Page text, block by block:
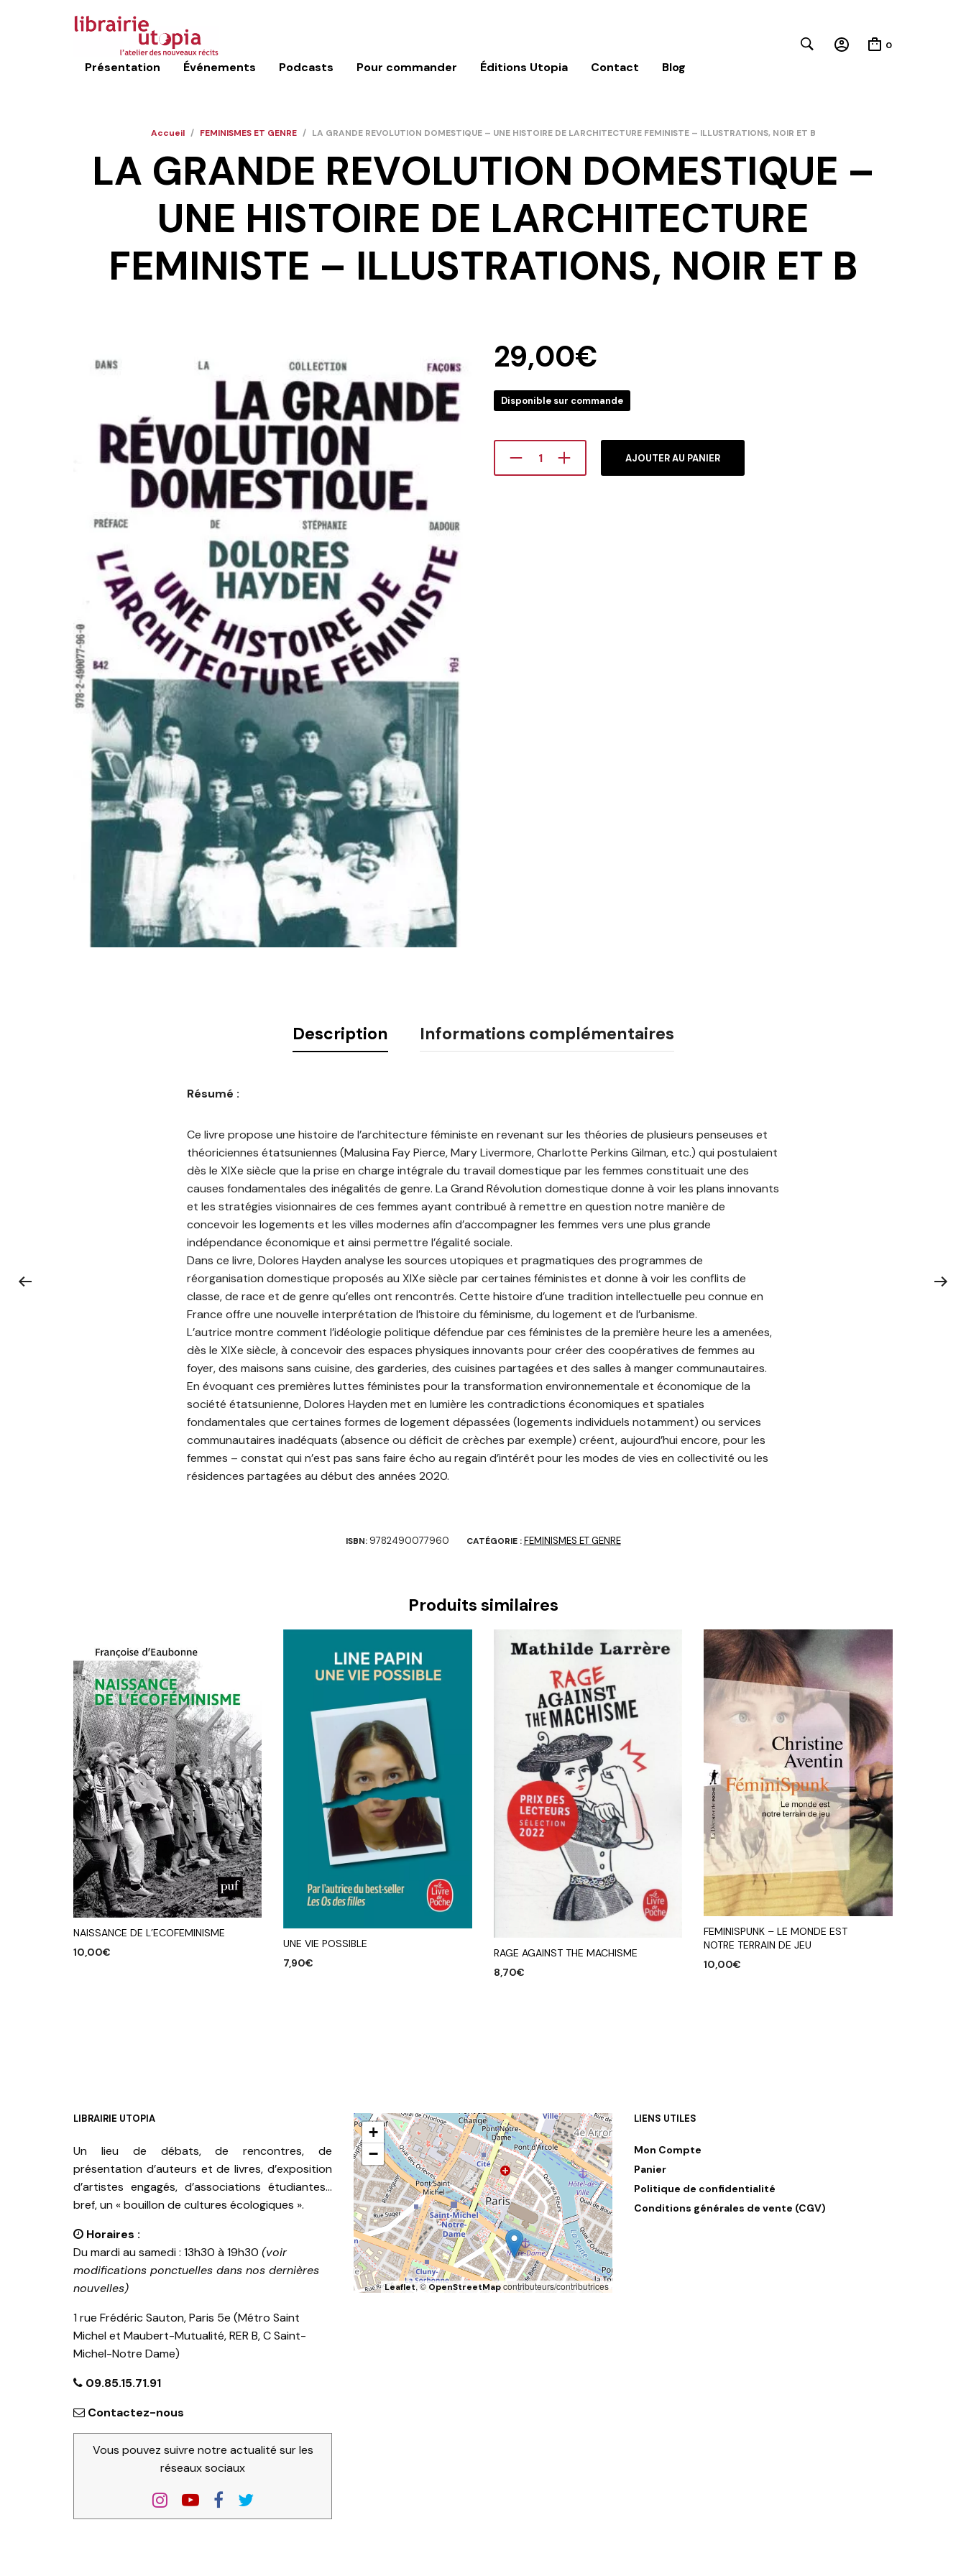
Présentation Événements Podcasts Pour commander Éditions Utopia Contact Blog
0
Accueil / FEMINISMES ET GENRE / LA GRANDE REVOLUTION DOMESTIQUE – UNE HISTOIRE DE LARCHITECTURE FEMINISTE – ILLUSTRATIONS, NOIR ET B
LA GRANDE REVOLUTION DOMESTIQUE –
UNE HISTOIRE DE LARCHITECTURE
FEMINISTE – ILLUSTRATIONS, NOIR ET B
29,00€
Disponible sur commande
AJOUTER AU PANIER
Description Informations complémentaires
Résumé :
Ce livre propose une histoire de l’architecture féministe en revenant sur les théories de plusieurs penseuses et
théoriciennes étatsuniennes (Malusina Fay Pierce, Mary Livermore, Charlotte Perkins Gilman, etc.) qui postulaient
dès le XIXe siècle que la prise en charge intégrale du travail domestique par les femmes constituait une des
causes fondamentales des inégalités de genre. La Grand Révolution domestique donne à voir les plans innovants
et les stratégies visionnaires de ces femmes ayant contribué à remettre en question notre manière de
concevoir les logements et les villes modernes afin d’accompagner les femmes vers une plus grande
indépendance économique et ainsi permettre l’égalité sociale.
Dans ce livre, Dolores Hayden analyse les sources utopiques et pragmatiques des programmes de
réorganisation domestique proposés au XIXe siècle par certaines féministes et donne à voir les conflits de
classe, de race et de genre qu’elles ont rencontrés. Cette histoire d’une tradition intellectuelle peu connue en
France offre une nouvelle interprétation de l’histoire du féminisme, du logement et de l’urbanisme.
L’autrice montre comment l’idéologie politique défendue par ces féministes de la première heure les a amenées,
dès le XIXe siècle, à concevoir des espaces physiques innovants pour créer des coopératives de femmes au
foyer, des maisons sans cuisine, des garderies, des cuisines partagées et des salles à manger communautaires.
En évoquant ces premières luttes féministes pour la transformation environnementale et économique de la
société étatsunienne, Dolores Hayden met en lumière les contradictions économiques et spatiales
fondamentales que certaines formes de logement dépassées (logements individuels notamment) ou services
communautaires inadéquats (absence ou déficit de crèches par exemple) créent, aujourd’hui encore, pour les
femmes – constat qui n’est pas sans faire écho au regain d’intérêt pour les modes de vies en collectivité ou les
résidences partagées au début des années 2020.
ISBN: 9782490077960 CATÉGORIE :FEMINISMES ET GENRE
Produits similaires
NAISSANCE DE L’ECOFEMINISME
10,00€
UNE VIE POSSIBLE
7,90€
RAGE AGAINST THE MACHISME
8,70€
FEMINISPUNK – LE MONDE EST
NOTRE TERRAIN DE JEU
10,00€
LIBRAIRIE UTOPIA
Un lieu de débats, de rencontres, de
présentation d’auteurs et de livres, d’exposition
d’artistes engagés, d’associations étudiantes…
bref, un « bouillon de cultures écologiques ».
Horaires :
Du mardi au samedi : 13h30 à 19h30 (voir
modifications ponctuelles dans nos dernières
nouvelles)
1 rue Frédéric Sauton, Paris 5e (Métro Saint
Michel et Maubert-Mutualité, RER B, C Saint-
Michel-Notre Dame)
09.85.15.71.91
Contactez-nous
Vous pouvez suivre notre actualité sur les
réseaux sociaux
+
−
Leaflet, ©OpenStreetMapcontributeurs/contributrices
LIENS UTILES
Mon Compte
Panier
Politique de confidentialité
Conditions générales de vente (CGV)
Close